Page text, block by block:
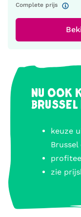
Complete prijs
NU OOK
keuze
zie